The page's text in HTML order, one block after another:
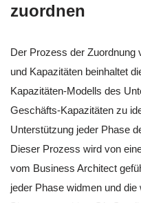
zuordnen
Der Prozess der
und Kapazitäten beinhaltet
Kapazitäten-Modells des
Geschäfts-Kapazitäten zu
Unterstützung jeder Phase
Dieser Prozess wird von
vom Business Architect
jeder Phase widmen und